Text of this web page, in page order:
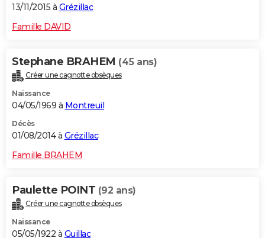
13/11/2015 à Grézillac
Famille DAVID
Stephane BRAHEM (45 ans)
Créer une cagnotte obsèques
Naissance
04/05/1969 à Montreuil
Décès
01/08/2014 à Grézillac
Famille BRAHEM
Paulette POINT (92 ans)
Créer une cagnotte obsèques
Naissance
05/05/1922 à Guillac